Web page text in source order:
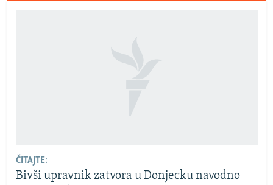
ČITAJTE:
Bivši upravnik zatvora u Donjecku navodno